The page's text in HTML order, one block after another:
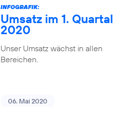
INFOGRAFIK:
Umsatz im 1. Quartal
2020
Unser Umsatz wächst in allen
Bereichen.
06. Mai 2020